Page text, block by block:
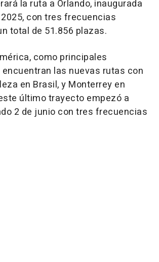
la ruta a Orlando, inaugurada
con tres frecuencias
total de 51.856 plazas.
como principales
las nuevas rutas con
en Brasil, y Monterrey en
último trayecto empezó a
2 de junio con tres frecuencias